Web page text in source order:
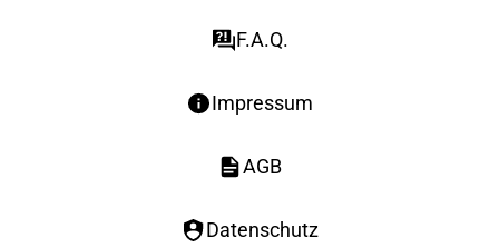
F.A.Q.
Impressum
AGB
Datenschutz